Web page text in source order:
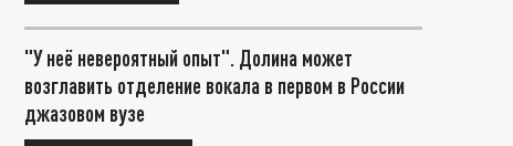
"У неё невероятный опыт". Долина может
возглавить отделение вокала в первом в России
джазовом вузе